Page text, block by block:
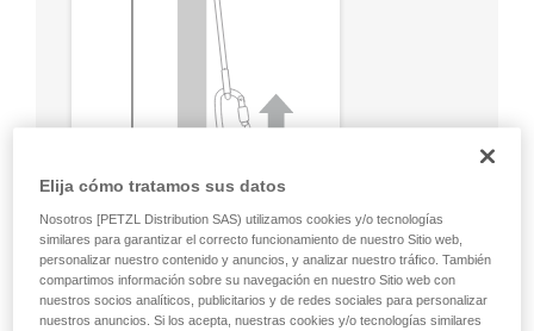
Elija cómo tratamos sus datos
Nosotros [PETZL Distribution SAS) utilizamos cookies y/o tecnologías
similares para garantizar el correcto funcionamiento de nuestro Sitio web,
personalizar nuestro contenido y anuncios, y analizar nuestro tráfico. También
compartimos información sobre su navegación en nuestro Sitio web con
nuestros socios analíticos, publicitarios y de redes sociales para personalizar
nuestros anuncios. Si los acepta, nuestras cookies y/o tecnologías similares